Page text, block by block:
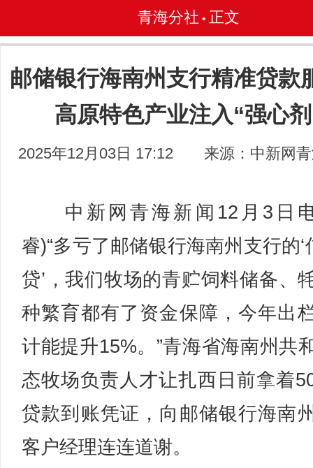
青海分社 • 正文
邮储银行海南州支行精准贷款
高原特色产业注入“强心
2025年12月03日 17:12 来源：中新网
中新网青海新闻12月3日
睿)“多亏了邮储银行海南州支行的‘
贷’，我们牧场的青贮饲料储备、
种繁育都有了资金保障，今年出
计能提升15%。”青海省海南州共
态牧场负责人才让扎西日前拿着
贷款到账凭证，向邮储银行海南
客户经理连连道谢。